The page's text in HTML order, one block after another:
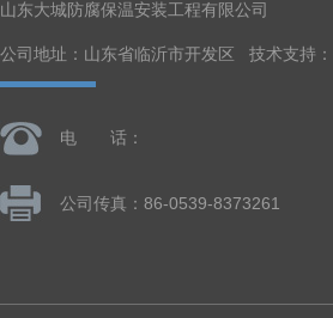
山东大城防腐保温安装工程有限公司
公司地址：山东省临沂市开发区 技术支持：
电 话：
公司传真：86-0539-8373261